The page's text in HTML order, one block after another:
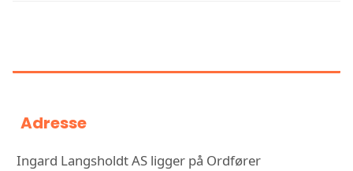
Adresse
Ingard Langsholdt AS ligger på Ordfører